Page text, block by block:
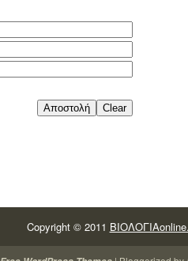
Copyright © 2011